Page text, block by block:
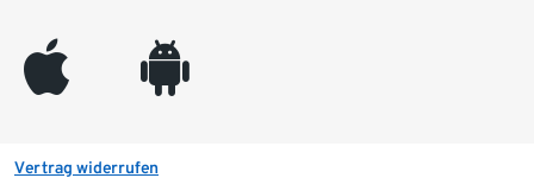
appleinc android
Vertrag widerrufen